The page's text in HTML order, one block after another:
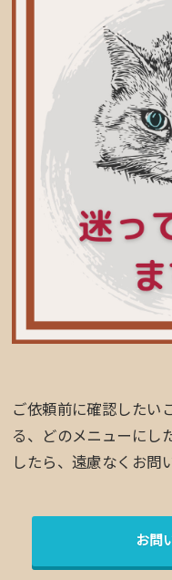
ご依頼前に確認したい
る、どのメニューにし
したら、遠慮なくお問
お問